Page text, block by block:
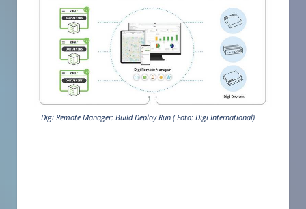
Digi Remote Manager: Build Deploy Run ( Foto: Digi International)